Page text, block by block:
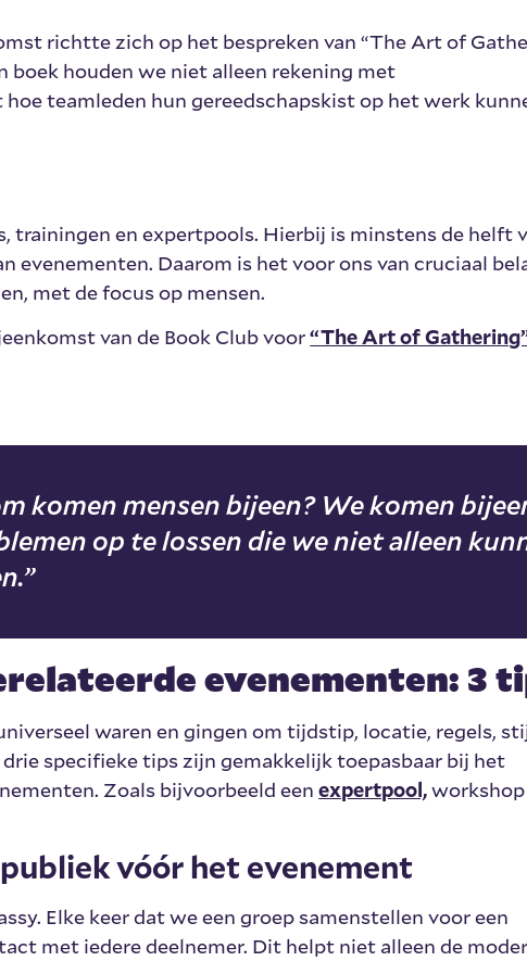
richtte zich op het bespreken van “The Art of
boek houden we niet alleen rekening met
teamleden hun gereedschapskist op het werk
trainingen en expertpools. Hierbij is minstens de helft
evenementen. Daarom is het voor ons van cruciaal
met de focus op mensen.
van de Book Club voor“The Art of
komen mensen bijeen? We komen
op te lossen die we niet alleen
evenementen: 3
waren en gingen om tijdstip, locatie, regels,
specifieke tips zijn gemakkelijk toepasbaar bij het
Zoals bijvoorbeeld eenexpertpool,
vóór het evenement
Elke keer dat we een groep samenstellen voor een
met iedere deelnemer. Dit helpt niet alleen de